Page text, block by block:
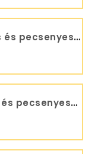
4 égős PB Lángos és pecsenyesütő
1 égős FG Lángos és pecsenyesütő - BGT-1.1 LRM